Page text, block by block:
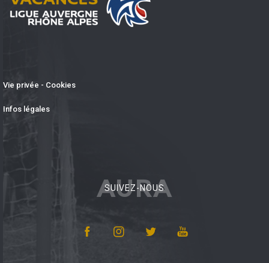
Vie privée - Cookies
Infos légales
AURA
SUIVEZ-NOUS